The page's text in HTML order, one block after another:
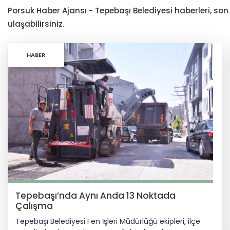
Porsuk Haber Ajansı - Tepebaşı Belediyesi haberleri,
ulaşabilirsiniz.
HABER
Tepebaşı’nda Aynı Anda 13 Noktada
Çalışma
Tepebaşı Belediyesi Fen İşleri Müdürlüğü ekipleri, ilçe